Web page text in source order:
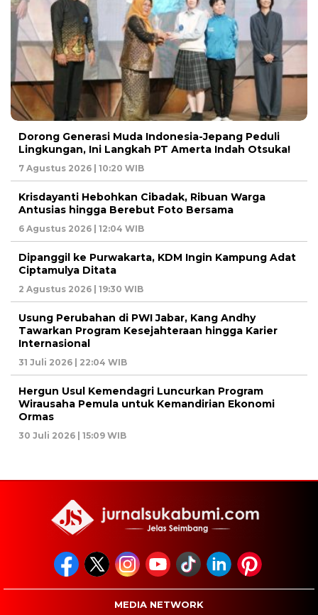
Dorong Generasi Muda Indonesia-Jepang Peduli
Lingkungan, Ini Langkah PT Amerta Indah Otsuka!
7 Agustus 2026 | 10:20 WIB
Krisdayanti Hebohkan Cibadak, Ribuan Warga
Antusias hingga Berebut Foto Bersama
6 Agustus 2026 | 12:04 WIB
Dipanggil ke Purwakarta, KDM Ingin Kampung Adat
Ciptamulya Ditata
2 Agustus 2026 | 19:30 WIB
Usung Perubahan di PWI Jabar, Kang Andhy
Tawarkan Program Kesejahteraan hingga Karier
Internasional
31 Juli 2026 | 22:04 WIB
Hergun Usul Kemendagri Luncurkan Program
Wirausaha Pemula untuk Kemandirian Ekonomi
Ormas
30 Juli 2026 | 15:09 WIB
MEDIA NETWORK